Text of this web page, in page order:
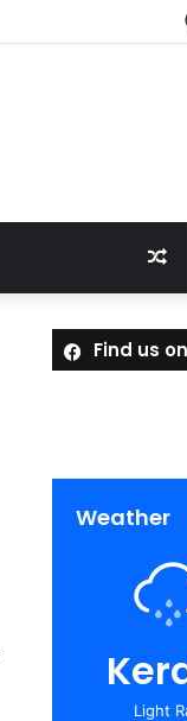
Find us
Weather
Light